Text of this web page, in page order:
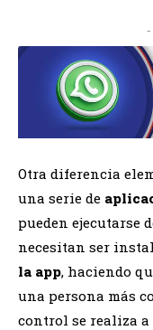
-
Otra diferencia
una serie de
pueden ejecutarse
necesitan ser
la app, haciendo
una persona más
control se realiza a